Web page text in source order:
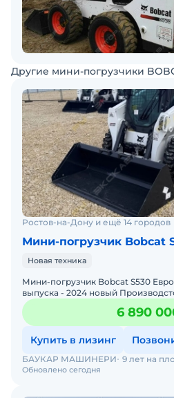
Другие мини-погрузчики
Ростов-на-Дону и ещё 14 городов
Мини-погрузчик Bobcat
Новая техника
Мини-погрузчик Bobcat S530
выпуска - 2024 новый
джойстик, Нigh Flоw, Ridе Соntrоl
6 890
Купить в лизинг
Обновлено сегодня
БАУКАР МАШИНЕРИ 9 лет на